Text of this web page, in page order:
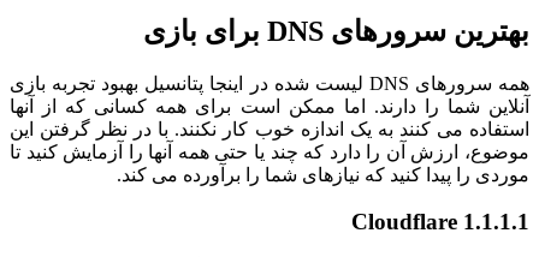
بهترین سرورهای DNS برای بازی
همه سرورهای DNS لیست شده در اینجا پتانسیل بهبود تجربه بازی
آنلاین شما را دارند. اما ممکن است برای همه کسانی که از آنها
استفاده می کنند به یک اندازه خوب کار نکنند. با در نظر گرفتن این
موضوع، ارزش آن را دارد که چند یا حتی همه آنها را آزمایش کنید تا
موردی را پیدا کنید که نیازهای شما را برآورده می کند.
Cloudflare 1.1.1.1